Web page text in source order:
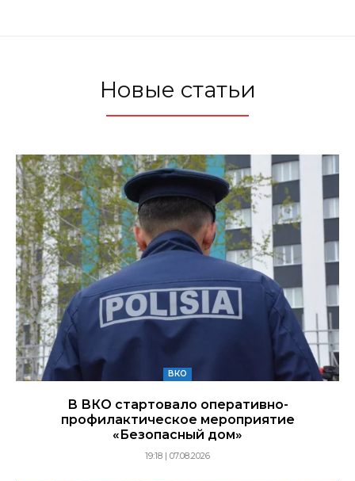
Новые статьи
ВКО
В ВКО стартовало оперативно-
профилактическое мероприятие
«Безопасный дом»
19:18 | 07.08.2026